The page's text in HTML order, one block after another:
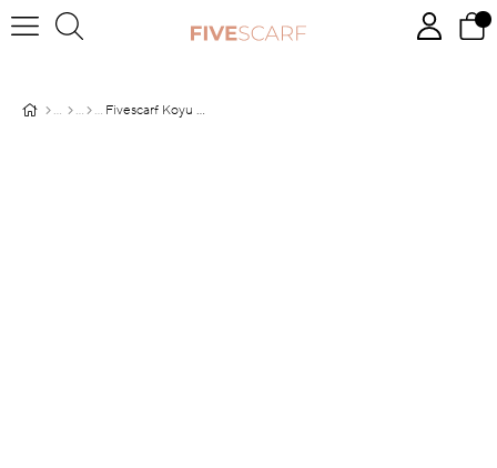
Fivescarf Koyu Gül Pamuk Cazz Şal